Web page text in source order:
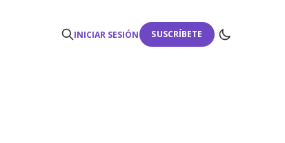
INICIAR SESIÓN SUSCRÍBETE